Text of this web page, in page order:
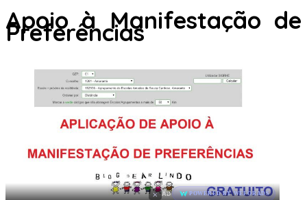
Apoio à Manifestação de
Preferências
× AD POWERED BY WEFORADS